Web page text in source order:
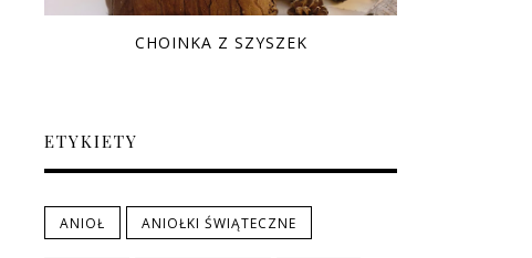
CHOINKA Z SZYSZEK
ETYKIETY
ANIOŁ ANIOŁKI ŚWIĄTECZNE